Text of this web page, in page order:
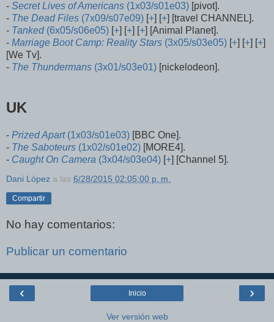
- Secret Lives of Americans (1x03/s01e03) [pivot].
- The Dead Files (7x09/s07e09) [+] [+] [travel CHANNEL].
- Tanked(6x05/s06e05) [+] [+] [+] [Animal Planet].
- Marriage Boot Camp: Reality Stars (3x05/s03e05) [+] [+] [+]
[We Tv].
- The Thundermans (3x01/s03e01) [nickelodeon].
UK
- Prized Apart(1x03/s01e03) [BBC One].
- The Saboteurs (1x02/s01e02) [MORE4].
- Caught On Camera (3x04/s03e04) [+] [Channel 5].
Dani López a las 6/28/2015 02:05:00 p. m.
Compartir
No hay comentarios:
Publicar un comentario
‹ ›
Inicio
Ver versión web